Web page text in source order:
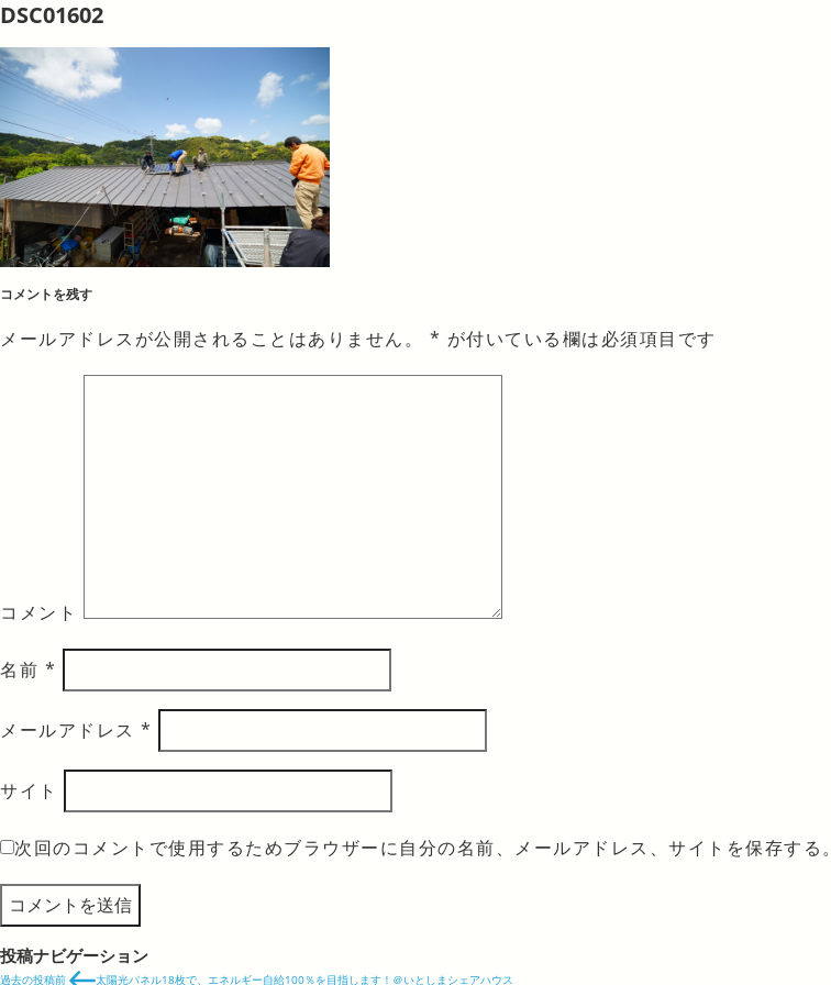
DSC01602
コメントを残す
メールアドレスが公開されることはありません。 * が付いている欄は必須項目です
コメント
名前 *
メールアドレス *
サイト
次回のコメントで使用するためブラウザーに自分の名前、メールアドレス、サイトを保存する。
投稿ナビゲーション
過去の投稿前 太陽光パネル18枚で、エネルギー自給100％を目指します！＠いとしまシェアハウス